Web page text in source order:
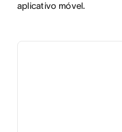
aplicativo móvel.